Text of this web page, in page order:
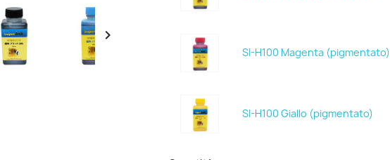

SI-H100 Magenta (pigmentato)
SI-H100 Giallo (pigmentato)